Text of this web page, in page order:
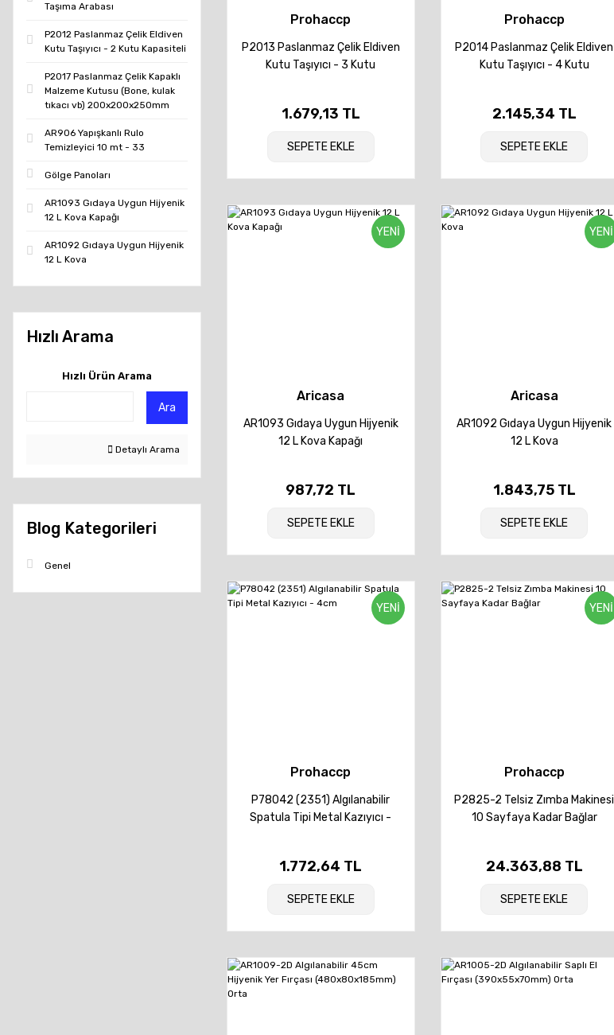
Taşıma Arabası
P2012 Paslanmaz Çelik Eldiven
Kutu Taşıyıcı - 2 Kutu Kapasiteli
P2017 Paslanmaz Çelik Kapaklı
Malzeme Kutusu (Bone, kulak
tıkacı vb) 200x200x250mm
AR906 Yapışkanlı Rulo
Temizleyici 10 mt - 33
Gölge Panoları
AR1093 Gıdaya Uygun Hijyenik
12 L Kova Kapağı
AR1092 Gıdaya Uygun Hijyenik
12 L Kova
Hızlı Arama
Hızlı Ürün Arama
Ara
Detaylı Arama
Blog Kategorileri
Genel
Prohaccp
P2013 Paslanmaz Çelik Eldiven
Kutu Taşıyıcı - 3 Kutu
1.679,13 TL
SEPETE EKLE
Prohaccp
P2014 Paslanmaz Çelik Eldiven
Kutu Taşıyıcı - 4 Kutu
2.145,34 TL
SEPETE EKLE
Aricasa
AR1093 Gıdaya Uygun Hijyenik
12 L Kova Kapağı
987,72 TL
SEPETE EKLE
YENİ
Aricasa
AR1092 Gıdaya Uygun Hijyenik
12 L Kova
1.843,75 TL
SEPETE EKLE
YENİ
Prohaccp
P78042 (2351) Algılanabilir
Spatula Tipi Metal Kazıyıcı -
1.772,64 TL
SEPETE EKLE
YENİ
Prohaccp
P2825-2 Telsiz Zımba Makinesi
10 Sayfaya Kadar Bağlar
24.363,88 TL
SEPETE EKLE
YENİ